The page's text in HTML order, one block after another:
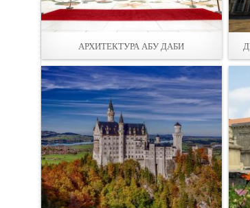
АРХИТЕКТУРА АБУ ДАБИ